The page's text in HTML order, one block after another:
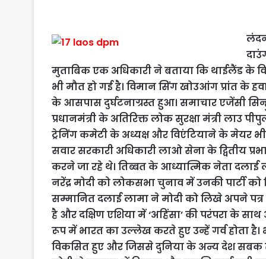
मुताबिक एक अधिकारी ने बताया कि थाईलैंड के
भी मौत हो गई है। विमान सिंग खोउआंग प्रांत के
के आसपास दुर्घटनाग्रस्त हुआ। समाचार एजेंसी
प्रधानमंत्री के अतिरिक्त लोक सुरक्षा मंत्री लाउ
ट्रेनिंग कमेटी के अध्यक्ष और विएंटियाने के मेयर
सवार सरकारी अधिकारी लाओ सेना के द्वितीय
करने जा रहे थे। तिब्बत के आध्यात्मिक नेता दलाई
नरेंद्र मोदी को लोकसभा चुनाव में उनकी पार्टी
सम्मानित दलाई लामा ने मोदी को लिखे अपने
है और दक्षिण एशिया में ‘अहिंसा’ की परंपरा के
रूप में भारत का उल्लेख करते हुए उन्हें गर्व होता है।
विकसित हुए और जिससे दुनिया के अन्य देश सबक